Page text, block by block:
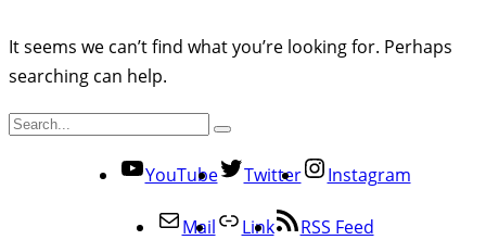
It seems we can’t find what you’re looking for. Perhaps
searching can help.
YouTube Twitter Instagram
Mail Link RSS Feed